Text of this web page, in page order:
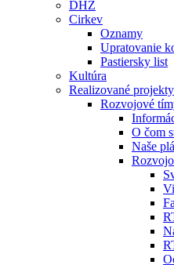
DHZ
Cirkev
Oznamy
Upratovanie
Pastiersky list
Kultúra
Realizované projekty
Rozvojové
O čom
Naše